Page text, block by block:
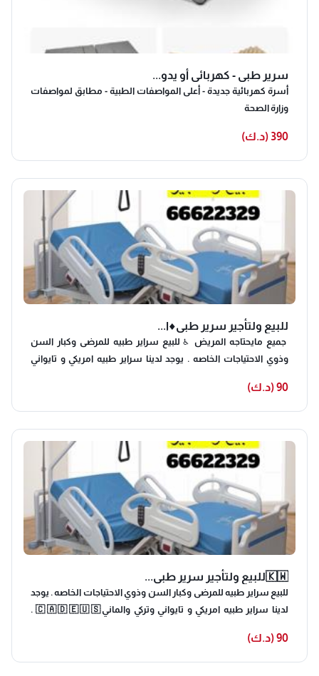
سرير طبي - كهربائي أو يدو...
أسرة كهربائية جديدة - أعلى المواصفات الطبية - مطابق لمواصفات
وزارة الصحة
390 (د.ك)
للبيع ولتأجير سرير طبي♦️ا...
جميع مايحتاجه المريض ♿️ للبيع سراير طبيه للمرضى وكبار السن
وذوي الاحتياجات الخاصه . يوجد لدينا سراير طبيه امريكي و تايواني
والمتنقل صناعه امريكي 🩺 . والولجير وكراسي الحمام باحجام وانواع
مخلفه♿️ . جميع الاجهزه مستعمله عليها كفاله والتوصيل مجانا 🚚
90 (د.ك)
🇰🇼للبيع ولتأجير سرير طبي...
للبيع سراير طبيه للمرضى وكبار السن وذوي الاحتياجات الخاصه . يوجد
لدينا سراير طبيه امريكي و تايواني وتركي والماني🇨🇦🇩🇪🇺🇸 .
وكراسي الحمام باحجام وانواع مخلفه♿️ . جميع الاجهزه مستعمله
عليها كفاله والتوصيل مجانا 🚚
90 (د.ك)